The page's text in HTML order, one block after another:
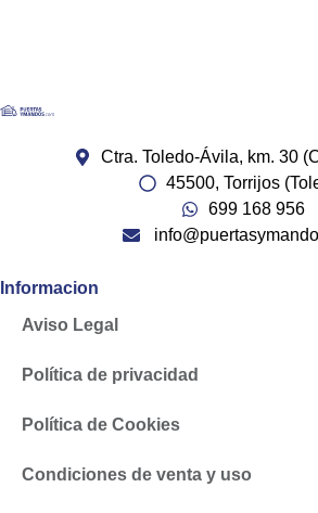
Ctra. Toledo-Ávila, km. 30
45500, Torrijos
699 168 956
Informacion
Aviso Legal
Política de privacidad
Política de Cookies
Condiciones de venta y uso